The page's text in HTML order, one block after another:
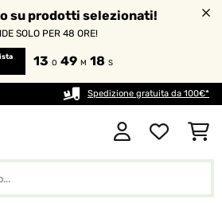
su prodotti selezionati!
SOLO PER 48 ORE!
13 O 49 M 17 S
Spedizione gratuita da 100€*